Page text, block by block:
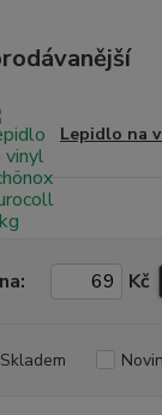
Lepidlo na
Kč
Skladem